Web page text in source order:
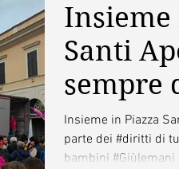
Insieme
Santi
sempre
dei
tutti i
Insieme in Piazza
parte dei #diritti di
bambini #Giùlemani